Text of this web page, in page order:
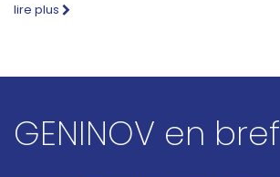
lire plus
GENINOV en bref